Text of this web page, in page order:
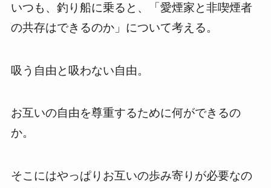
いつも、釣り船に乗ると、「愛煙家と非喫煙者
の共存はできるのか」について考える。
吸う自由と吸わない自由。
お互いの自由を尊重するために何ができるの
か。
そこにはやっぱりお互いの歩み寄りが必要なの